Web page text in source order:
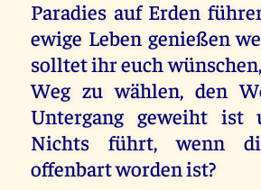
Paradies auf Erden
ewige Leben genießen
solltet ihr euch
Weg zu wählen, den
Untergang geweiht ist
Nichts führt, wenn
offenbart worden ist?